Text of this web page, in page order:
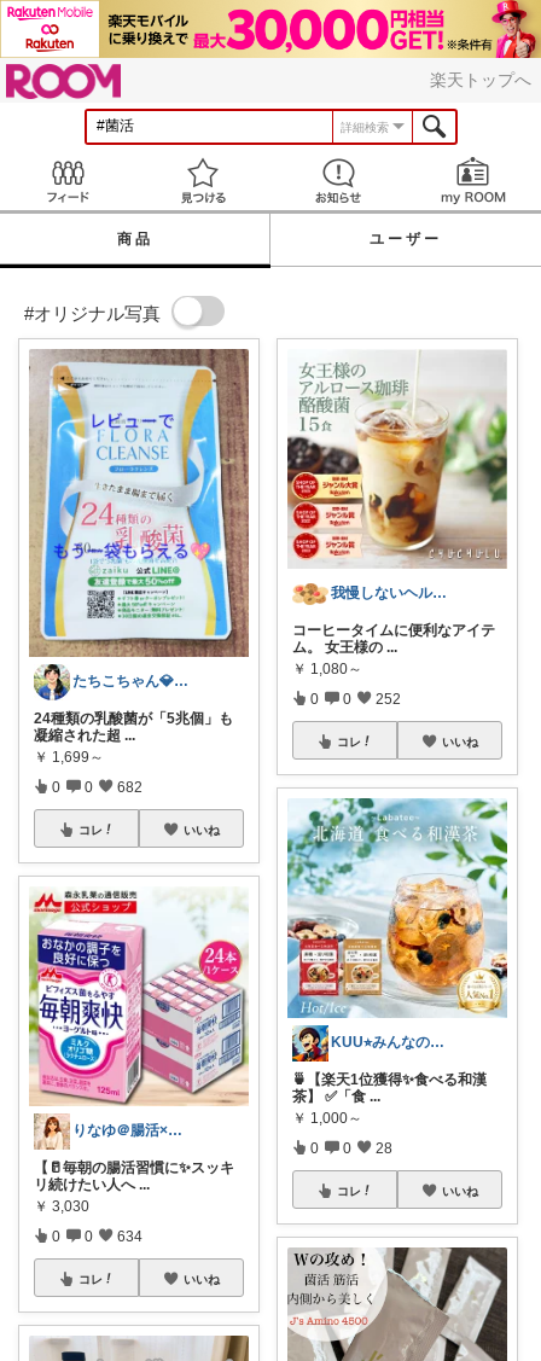
楽天トップへ
詳細検索
見つける お知らせ
商品 ユーザー
#オリジナル写真
たちこちゃん💎🐢 月始めはオリ写中心
24種類の乳酸菌が「5兆個」も
凝縮された超 ...
￥ 1,699～
0 0 682
コレ いいね
りなゆ＠腸活×美容×健康
【🥛毎朝の腸活習慣に✨スッキ
リ続けたい人へ ...
￥ 3,030
0 0 634
コレ いいね
我慢しないヘルシー生活｜時短×健康ごはん
コーヒータイムに便利なアイテ
ム。 女王様の ...
￥ 1,080～
0 0 252
コレ いいね
KUU⭐︎みんなの部屋
🍵【楽天1位獲得✨食べる和漢
茶】 ✅「食 ...
￥ 1,000～
0 0 28
コレ いいね